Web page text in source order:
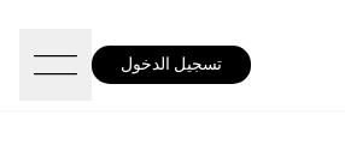
تسجيل الدخول